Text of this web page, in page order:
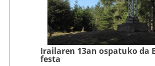
Irailaren 13an ospatuko da
festa